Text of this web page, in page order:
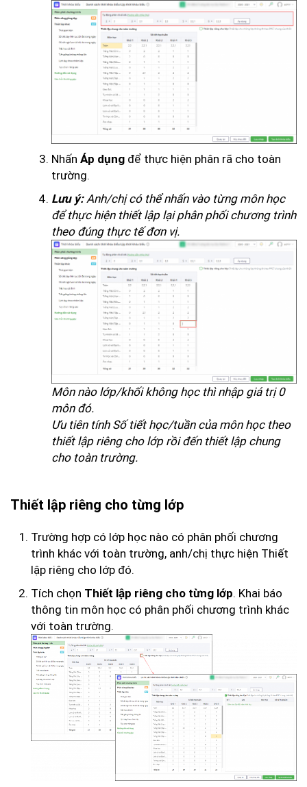
Nhấn Áp dụng để thực hiện phân rã cho toàn
trường.
Lưu ý: Anh/chị có thể nhấn vào từng môn học
để thực hiện thiết lập lại phân phối chương trình
theo đúng thực tế đơn vị.
Môn nào lớp/khối không học thì nhập giá trị 0
môn đó.
Ưu tiên tính Số tiết học/tuần của môn học theo
thiết lập riêng cho lớp rồi đến thiết lập chung
cho toàn trường.
Thiết lập riêng cho từng lớp
Trường hợp có lớp học nào có phân phối chương
trình khác với toàn trường, anh/chị thực hiện Thiết
lập riêng cho lớp đó.
Tích chọn Thiết lập riêng cho từng lớp. Khai báo
thông tin môn học có phân phối chương trình khác
với toàn trường.